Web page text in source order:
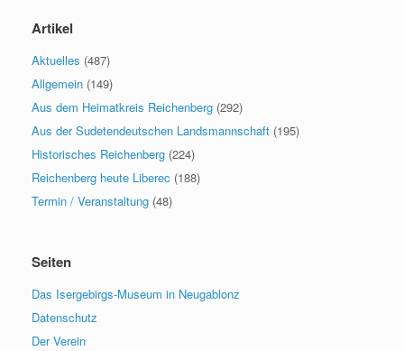
Artikel
Aktuelles (487)
Allgemein (149)
Aus dem Heimatkreis Reichenberg (292)
Aus der Sudetendeutschen Landsmannschaft (195)
Historisches Reichenberg (224)
Reichenberg heute Liberec (188)
Termin / Veranstaltung (48)
Seiten
Das Isergebirgs-Museum in Neugablonz
Datenschutz
Der Verein